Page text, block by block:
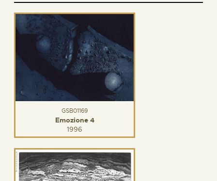
GSB01169
Emozione 4
1996